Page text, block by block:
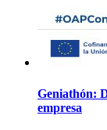
Geniathón:
empresa